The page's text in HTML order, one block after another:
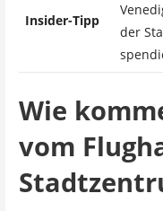
Insider-Tipp
der
Wie
vom